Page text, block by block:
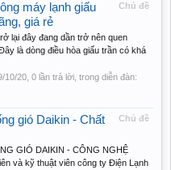
Chủ đề
máy lạnh giấu
giá rẻ
lại đây đang dần trở nên quen
là dòng điều hòa giấu trần có khá
10/20 , 0 lần trả lời, trong diễn đàn:
Chủ đề
gió Daikin - Chất
GIÓ DAIKIN - CÔNG NGHỆ
và kỹ thuật viên công ty Điện Lạnh